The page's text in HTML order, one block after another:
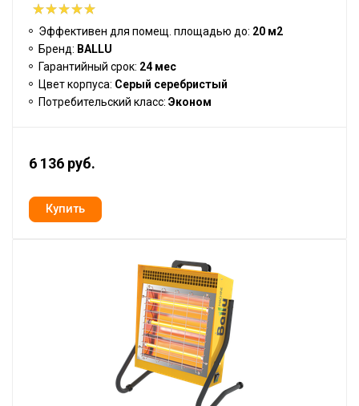
Эффективен для помещ. площадью до: 20 м2
Бренд: BALLU
Гарантийный срок: 24 мес
Цвет корпуса: Серый серебристый
Потребительский класс: Эконом
6 136 руб.